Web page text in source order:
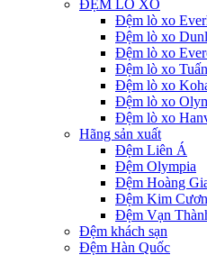
ĐỆM LÒ XO
Đệm lò xo
Đệm lò xo
Đệm lò xo
Đệm lò xo
Đệm lò xo
Đệm lò xo
Đệm lò xo
Hãng sản xuất
Đệm Liên Á
Đệm Olympia
Đệm Hoàng
Đệm Kim
Đệm Vạn
Đệm khách sạn
Đệm Hàn Quốc